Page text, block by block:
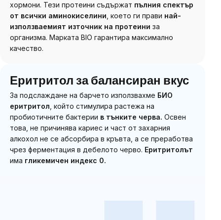
хормони. Тези протеини съдържат пълния спектър
от всички аминокиселини, което ги прави най-
използваемият източник на протеини за
организма. Марката BIO гарантира максимално
качество.
Еритритол за балансиран вкус
За подслаждане на барчето използвахме БИО
еритритол, който стимулира растежа на
пробиотичните бактерии в тънките черва. Освен
това, не причинява кариес и част от захарния
алкохол не се абсорбира в кръвта, а се преработва
чрез ферментация в дебелото черво. Еритритолът
има гликемичен индекс 0.